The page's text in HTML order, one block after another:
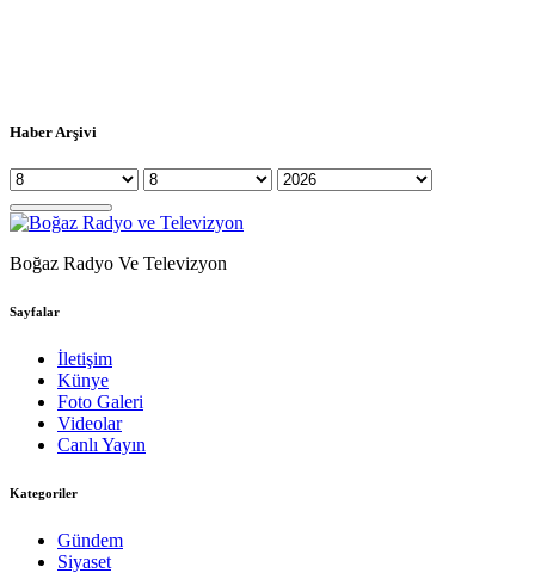
Haber Arşivi
Boğaz Radyo Ve Televizyon
Sayfalar
İletişim
Künye
Foto Galeri
Videolar
Canlı Yayın
Kategoriler
Gündem
Siyaset